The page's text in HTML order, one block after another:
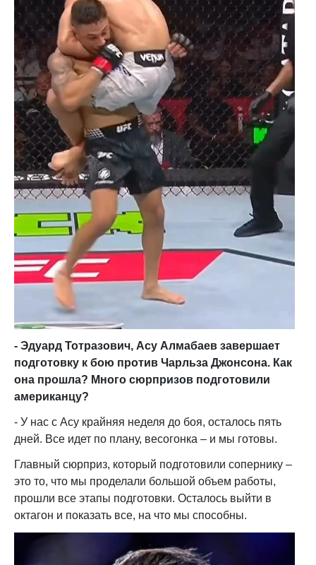
- Эдуард Тотразович, Асу Алмабаев завершает
подготовку к бою против Чарльза Джонсона. Как
она прошла? Много сюрпризов подготовили
американцу?
- У нас с Асу крайняя неделя до боя, осталось пять
дней. Все идет по плану, весогонка – и мы готовы.
Главный сюрприз, который подготовили сопернику –
это то, что мы проделали большой объем работы,
прошли все этапы подготовки. Осталось выйти в
октагон и показать все, на что мы способны.